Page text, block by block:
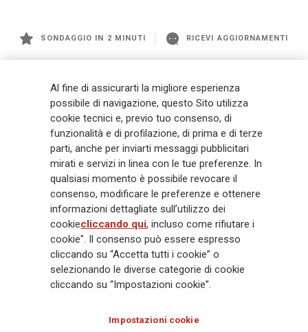
SONDAGGIO IN 2 MINUTI RICEVI AGGIORNAMENTI
management a livello globale, con premi complessivi pari a € 98,1
miliardi e € 900 miliardi di AUM nel 2025. Fondato nel 1831, con oltre 88
mila dipendenti e 163 mila agenti che servono 75 milioni di clienti, il
Gruppo ha una posizione di leadership in Europa e una presenza
crescente in Asia e America. Al centro della strategia di Generali c'è il suo
impegno Lifetime Partner verso i clienti, realizzato attraverso soluzioni
innovative e personalizzate, un'esperienza cliente di prima classe e le sue
capacità di distribuzione globale digitalizzata. Il Gruppo ha
completamente integrato la sostenibilità in tutte le scelte strategiche, con
l'obiettivo di creare valore per tutti gli stakeholder mentre costruisce una
società più equa e resiliente.
Legal Info Cookie Policy Privacy & GDPR
Al fine di assicurarti la migliore esperienza
possibile di navigazione, questo Sito utilizza
cookie tecnici e, previo tuo consenso, di
funzionalità e di profilazione, di prima e di terze
parti, anche per inviarti messaggi pubblicitari
mirati e servizi in linea con le tue preferenze. In
qualsiasi momento è possibile revocare il
consenso, modificare le preferenze e ottenere
informazioni dettagliate sull’utilizzo dei
cookiecliccando qui, incluso come rifiutare i
cookie". Il consenso può essere espresso
cliccando su “Accetta tutti i cookie” o
selezionando le diverse categorie di cookie
cliccando su “Impostazioni cookie”.
Impostazioni cookie